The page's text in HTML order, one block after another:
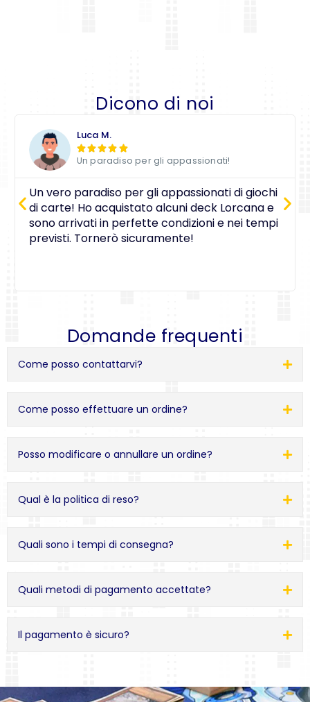
Dicono di noi
Luca M.
 
Un paradiso per gli appassionati!
Un vero paradiso per gli appassionati di giochi
di carte! Ho acquistato alcuni deck Lorcana e
sono arrivati in perfette condizioni e nei tempi
previsti. Tornerò sicuramente!
Domande frequenti
Come posso contattarvi?
Come posso effettuare un ordine?
Posso modificare o annullare un ordine?
Qual è la politica di reso?
Quali sono i tempi di consegna?
Quali metodi di pagamento accettate?
Il pagamento è sicuro?